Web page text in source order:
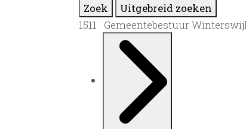
Zoek
Uitgebreid zoeken
1511 Gemeentebestuur